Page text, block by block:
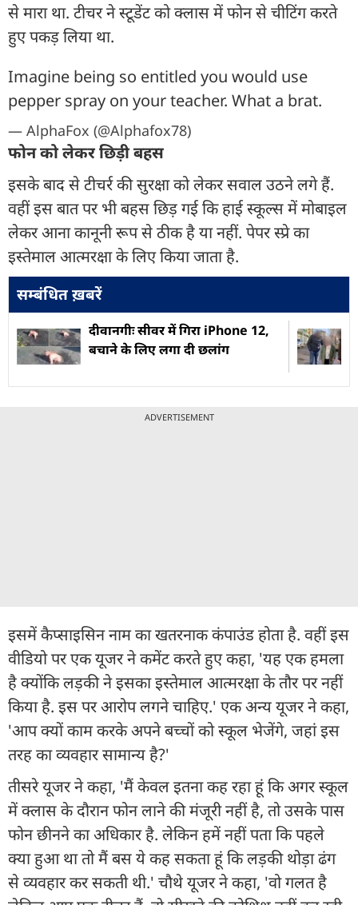
से मारा था. टीचर ने स्टूडेंट को क्लास में फोन से चीटिंग करते
हुए पकड़ लिया था.
Imagine being so entitled you would use
pepper spray on your teacher. What a brat.
— AlphaFox (@Alphafox78)
फोन को लेकर छिड़ी बहस
इसके बाद से टीचर्र की सुरक्षा को लेकर सवाल उठने लगे हैं.
वहीं इस बात पर भी बहस छिड़ गई कि हाई स्कूल्स में मोबाइल
लेकर आना कानूनी रूप से ठीक है या नहीं. पेपर स्प्रे का
इस्तेमाल आत्मरक्षा के लिए किया जाता है.
सम्बंधित ख़बरें
दीवानगीः सीवर में गिरा iPhone 12,
बचाने के लिए लगा दी छलांग
ADVERTISEMENT
इसमें कैप्साइसिन नाम का खतरनाक कंपाउंड होता है. वहीं इस
वीडियो पर एक यूजर ने कमेंट करते हुए कहा, 'यह एक हमला
है क्योंकि लड़की ने इसका इस्तेमाल आत्मरक्षा के तौर पर नहीं
किया है. इस पर आरोप लगने चाहिए.' एक अन्य यूजर ने कहा,
'आप क्यों काम करके अपने बच्चों को स्कूल भेजेंगे, जहां इस
तरह का व्यवहार सामान्य है?'
तीसरे यूजर ने कहा, 'मैं केवल इतना कह रहा हूं कि अगर स्कूल
में क्लास के दौरान फोन लाने की मंजूरी नहीं है, तो उसके पास
फोन छीनने का अधिकार है. लेकिन हमें नहीं पता कि पहले
क्या हुआ था तो मैं बस ये कह सकता हूं कि लड़की थोड़ा ढंग
से व्यवहार कर सकती थी.' चौथे यूजर ने कहा, 'वो गलत है